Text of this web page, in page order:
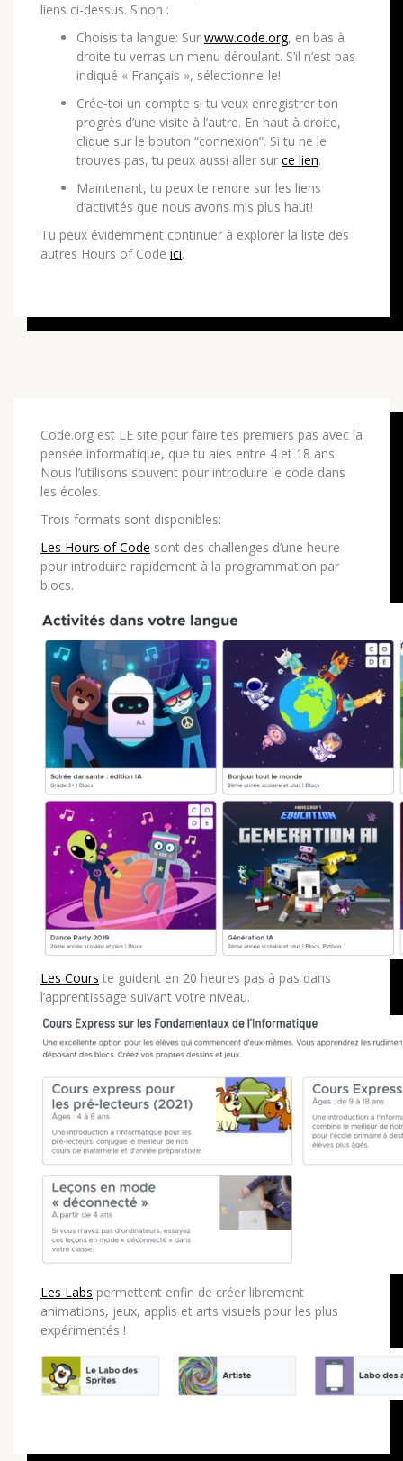
liens ci-dessus. Sinon :
Choisis ta langue: Sur www.code.org, en bas à
droite tu verras un menu déroulant. S’il n’est pas
indiqué « Français », sélectionne-le!
Crée-toi un compte si tu veux enregistrer ton
progrès d’une visite à l’autre. En haut à droite,
clique sur le bouton “connexion”. Si tu ne le
trouves pas, tu peux aussi aller sur ce lien.
Maintenant, tu peux te rendre sur les liens
d’activités que nous avons mis plus haut!
Tu peux évidemment continuer à explorer la liste des
autres Hours of Code ici.
Code.org est LE site pour faire tes premiers pas avec la
pensée informatique, que tu aies entre 4 et 18 ans.
Nous l’utilisons souvent pour introduire le code dans
les écoles.
Trois formats sont disponibles:
Les Hours of Code sont des challenges d’une heure
pour introduire rapidement à la programmation par
blocs.
Les Cours te guident en 20 heures pas à pas dans
l’apprentissage suivant votre niveau.
Les Labs permettent enfin de créer librement
animations, jeux, applis et arts visuels pour les plus
expérimentés !